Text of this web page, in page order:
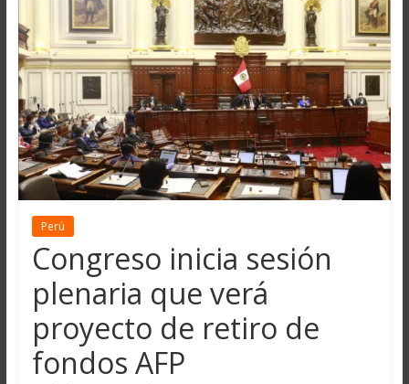
Perú
Congreso inicia sesión
plenaria que verá
proyecto de retiro de
fondos AFP